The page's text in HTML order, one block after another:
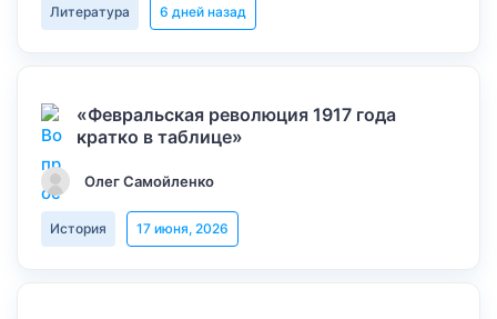
Литература 6 дней назад
«Февральская революция 1917 года
кратко в таблице»
Олег Самойленко
История 17 июня, 2026